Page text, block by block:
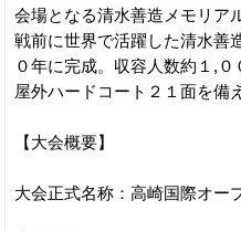
会場となる清水善造メモリア
戦前に世界で活躍した清水善
０年に完成。収容人数約１,０
屋外ハードコート２１面を備
【大会概要】
大会正式名称：高崎国際オー